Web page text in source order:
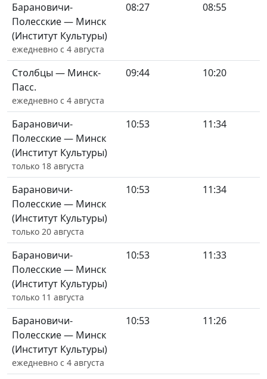
Барановичи-
Полесские — Минск
(Институт Культуры)
ежедневно с 4 августа
08:27 08:55
Столбцы — Минск-
Пасс.
ежедневно с 4 августа
09:44 10:20
Барановичи-
Полесские — Минск
(Институт Культуры)
только 18 августа
10:53 11:34
Барановичи-
Полесские — Минск
(Институт Культуры)
только 20 августа
10:53 11:34
Барановичи-
Полесские — Минск
(Институт Культуры)
только 11 августа
10:53 11:33
Барановичи-
Полесские — Минск
(Институт Культуры)
ежедневно с 4 августа
10:53 11:26